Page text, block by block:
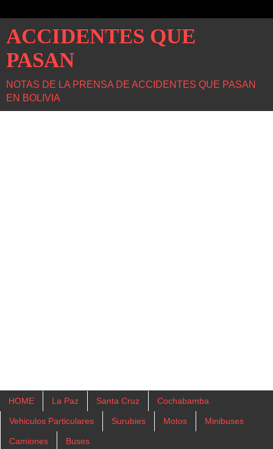
ACCIDENTES QUE
PASAN
NOTAS DE LA PRENSA DE ACCIDENTES QUE PASAN
EN BOLIVIA
HOME La Paz Santa Cruz Cochabamba
Vehiculos Particulares Surubies Motos Minibuses
Camiones Buses